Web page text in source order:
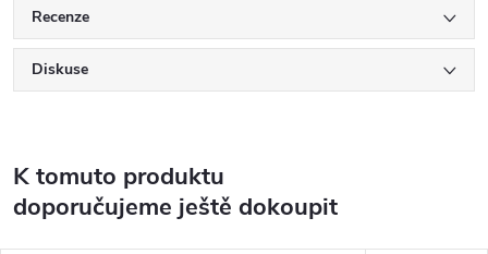
Recenze
Diskuse
K tomuto produktu
doporučujeme ještě dokoupit